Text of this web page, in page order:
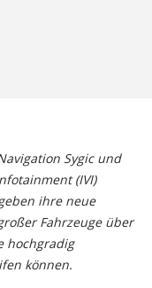
Sygic und
(IVI)
ihre neue
Fahrzeuge über
hochgradig
können.